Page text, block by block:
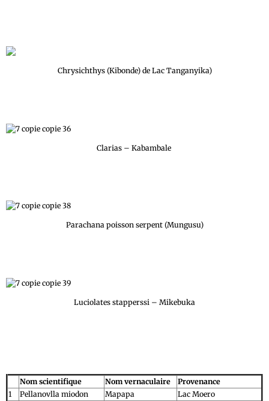
Chrysichthys (Kibonde) de Lac Tanganyika)
Clarias – Kabambale
Parachana poisson serpent (Mungusu)
Luciolates stapperssi – Mikebuka
Nom scientifique Nom vernaculaire
Provenance
1
Pellanovlla miodon Mapapa
Lac Moero